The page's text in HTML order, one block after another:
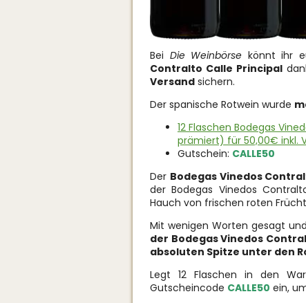
Bei Die Weinbörse könnt ihr
Contralto Calle Principal
Versand sichern.
Der spanische Rotwein wurde
12 Flaschen Bodegas
prämiert) für 50,00€ inkl.
Gutschein: CALLE50
Der Bodegas Vinedos
der Bodegas Vinedos
Hauch von frischen roten
Mit wenigen Worten gesagt
der Bodegas Vinedos
absoluten Spitze unter den
Legt 12 Flaschen in den
Gutscheincode CALLE50 ein,